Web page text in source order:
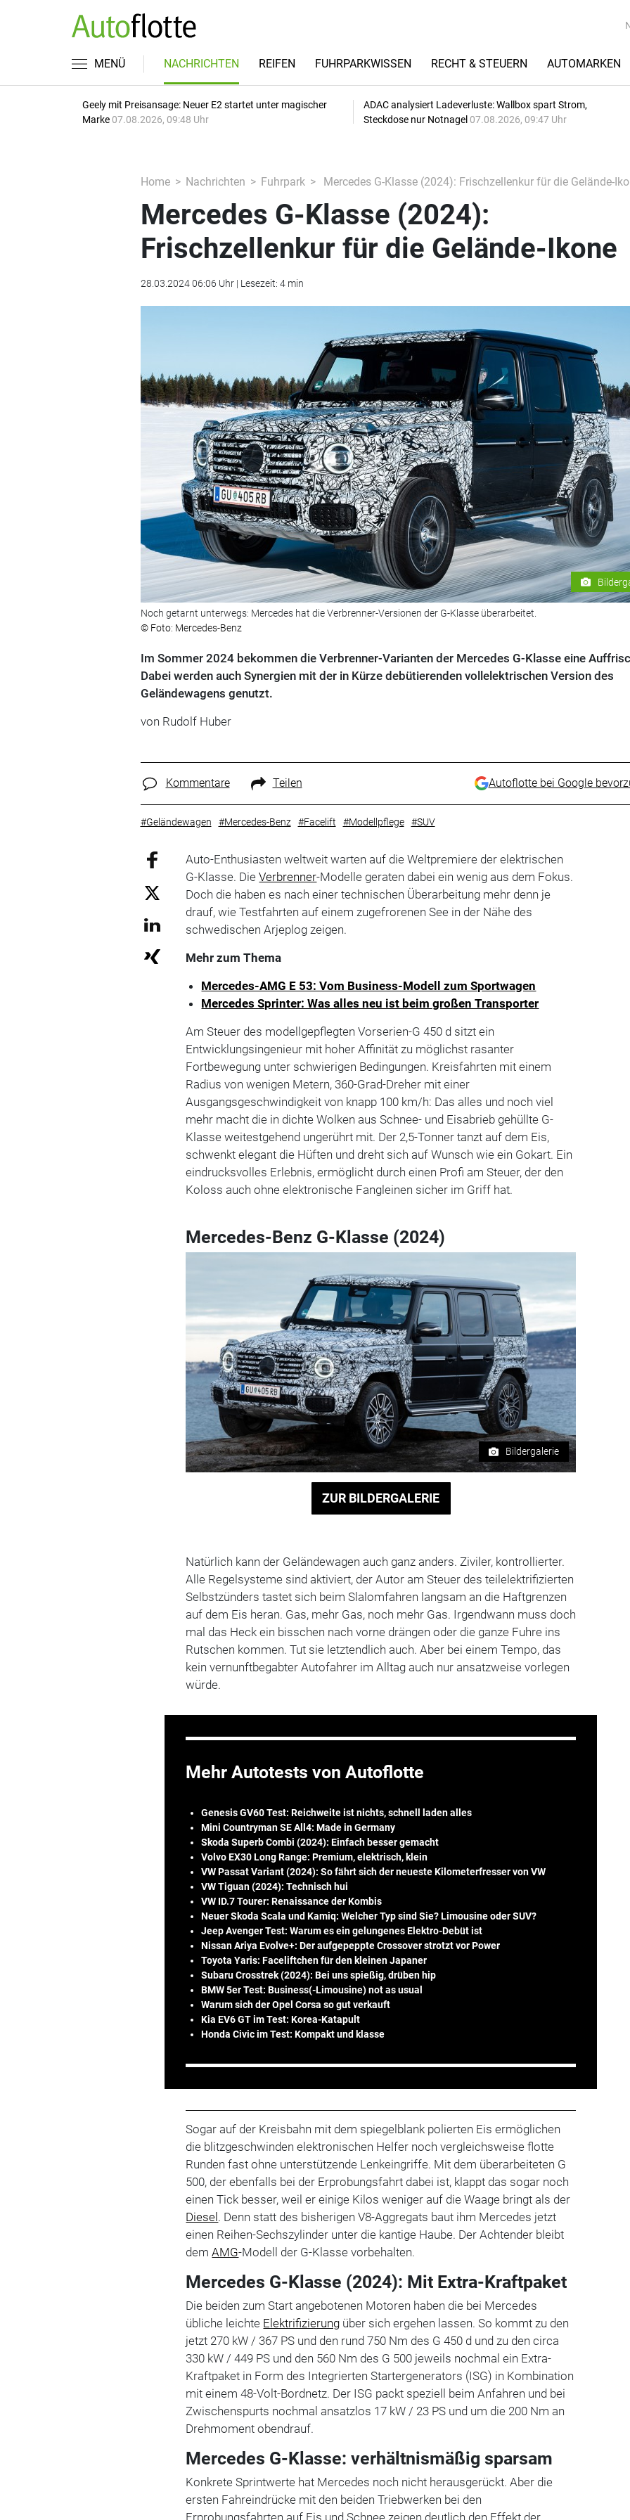
MENÜ NACHRICHTEN REIFEN FUHRPARKWISSEN RECHT & STEUERN AUTOMARKEN
Geely mit Preisansage: Neuer E2 startet unter magischer
Marke 07.08.2026, 09:48 Uhr
ADAC analysiert Ladeverluste: Wallbox spart Strom,
Steckdose nur Notnagel 07.08.2026, 09:47 Uhr
Home Nachrichten Fuhrpark Mercedes G-Klasse (2024): Frischzellenkur für die Gelände-
Mercedes G-Klasse (2024):
Frischzellenkur für die Gelände-Ikone
28.03.2024 06:06 Uhr | Lesezeit: 4 min
Noch getarnt unterwegs: Mercedes hat die Verbrenner-Versionen der G-Klasse überarbeitet.
© Foto: Mercedes-Benz
Im Sommer 2024 bekommen die Verbrenner-Varianten der Mercedes G-Klasse eine
Dabei werden auch Synergien mit der in Kürze debütierenden vollelektrischen Version des
Geländewagens genutzt.
von Rudolf Huber
Kommentare Teilen Autoflotte bei Google
#Geländewagen #Mercedes-Benz #Facelift #Modellpflege #SUV
Auto-Enthusiasten weltweit warten auf die Weltpremiere der elektrischen
G-Klasse. DieVerbrenner-Modelle geraten dabei ein wenig aus dem Fokus.
Doch die haben es nach einer technischen Überarbeitung mehr denn je
drauf, wie Testfahrten auf einem zugefrorenen See in der Nähe des
schwedischen Arjeplog zeigen.
Mehr zum Thema
Mercedes-AMG E 53: Vom Business-Modell zum Sportwagen
Mercedes Sprinter: Was alles neu ist beim großen Transporter
Am Steuer des modellgepflegten Vorserien-G 450 d sitzt ein
Entwicklungsingenieur mit hoher Affinität zu möglichst rasanter
Fortbewegung unter schwierigen Bedingungen. Kreisfahrten mit einem
Radius von wenigen Metern, 360-Grad-Dreher mit einer
Ausgangsgeschwindigkeit von knapp 100 km/h: Das alles und noch viel
mehr macht die in dichte Wolken aus Schnee- und Eisabrieb gehüllte G-
Klasse weitestgehend ungerührt mit. Der 2,5-Tonner tanzt auf dem Eis,
schwenkt elegant die Hüften und dreht sich auf Wunsch wie ein Gokart. Ein
eindrucksvolles Erlebnis, ermöglicht durch einen Profi am Steuer, der den
Koloss auch ohne elektronische Fangleinen sicher im Griff hat.
Mercedes-Benz G-Klasse (2024)
Bildergalerie
ZUR BILDERGALERIE
Natürlich kann der Geländewagen auch ganz anders. Ziviler, kontrollierter.
Alle Regelsysteme sind aktiviert, der Autor am Steuer des teilelektrifizierten
Selbstzünders tastet sich beim Slalomfahren langsam an die Haftgrenzen
auf dem Eis heran. Gas, mehr Gas, noch mehr Gas. Irgendwann muss doch
mal das Heck ein bisschen nach vorne drängen oder die ganze Fuhre ins
Rutschen kommen. Tut sie letztendlich auch. Aber bei einem Tempo, das
kein vernunftbegabter Autofahrer im Alltag auch nur ansatzweise vorlegen
würde.
Mehr Autotests von Autoflotte
Genesis GV60 Test: Reichweite ist nichts, schnell laden alles
Mini Countryman SE All4: Made in Germany
Skoda Superb Combi (2024): Einfach besser gemacht
Volvo EX30 Long Range: Premium, elektrisch, klein
VW Passat Variant (2024): So fährt sich der neueste Kilometerfresser von VW
VW Tiguan (2024): Technisch hui
VW ID.7 Tourer: Renaissance der Kombis
Neuer Skoda Scala und Kamiq: Welcher Typ sind Sie? Limousine oder SUV?
Jeep Avenger Test: Warum es ein gelungenes Elektro-Debüt ist
Nissan Ariya Evolve+: Der aufgepeppte Crossover strotzt vor Power
Toyota Yaris: Faceliftchen für den kleinen Japaner
Subaru Crosstrek (2024): Bei uns spießig, drüben hip
BMW 5er Test: Business(-Limousine) not as usual
Warum sich der Opel Corsa so gut verkauft
Kia EV6 GT im Test: Korea-Katapult
Honda Civic im Test: Kompakt und klasse
Sogar auf der Kreisbahn mit dem spiegelblank polierten Eis ermöglichen
die blitzgeschwinden elektronischen Helfer noch vergleichsweise flotte
Runden fast ohne unterstützende Lenkeingriffe. Mit dem überarbeiteten G
500, der ebenfalls bei der Erprobungsfahrt dabei ist, klappt das sogar noch
einen Tick besser, weil er einige Kilos weniger auf die Waage bringt als der
Diesel . Denn statt des bisherigen V8-Aggregats baut ihm Mercedes jetzt
einen Reihen-Sechszylinder unter die kantige Haube. Der Achtender bleibt
demAMG-Modell der G-Klasse vorbehalten.
Mercedes G-Klasse (2024): Mit Extra-Kraftpaket
Die beiden zum Start angebotenen Motoren haben die bei Mercedes
übliche leichte Elektrifizierung über sich ergehen lassen. So kommt zu den
jetzt 270 kW / 367 PS und den rund 750 Nm des G 450 d und zu den circa
330 kW / 449 PS und den 560 Nm des G 500 jeweils nochmal ein Extra-
Kraftpaket in Form des Integrierten Startergenerators (ISG) in Kombination
mit einem 48-Volt-Bordnetz. Der ISG packt speziell beim Anfahren und bei
Zwischenspurts nochmal ansatzlos 17 kW / 23 PS und um die 200 Nm an
Drehmoment obendrauf.
Mercedes G-Klasse: verhältnismäßig sparsam
Konkrete Sprintwerte hat Mercedes noch nicht herausgerückt. Aber die
ersten Fahreindrücke mit den beiden Triebwerken bei den
Erprobungsfahrten auf Eis und Schnee zeigen deutlich den Effekt der